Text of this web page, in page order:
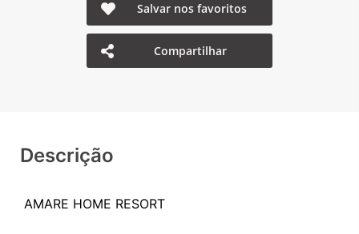
Salvar nos favoritos
Compartilhar
Descrição
AMARE HOME RESORT